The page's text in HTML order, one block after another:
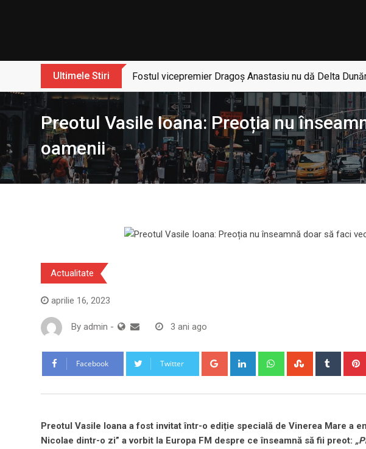
Ultimele Stiri Fostul vicepremier Dragoș Anastasiu nu dă Delta
Preotul Vasile Ioana: Preoția nu
oamenii
Actualitate
aprilie 16, 2023
By admin - 3 ani ago
Facebook Twitter Google+ LinkedIn WhatsappStumbleUpon
Tumblr
Preotul Vasile Ioana a fost invitat într-o ediție specială de Vinerea Mare a
Nicolae dintr-o zi” a vorbit la Europa FM despre ce înseamnă să fii preot: